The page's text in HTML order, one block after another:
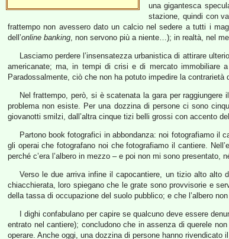
una gigantesca
stazione, quindi con
frattempo non avessero dato un calcio nel sedere a tutti i
dell’online banking, non servono più a niente…); in realtà, nel
Lasciamo perdere l’insensatezza urbanistica di attirare
americanate; ma, in tempi di crisi e di mercato immobiliare
Paradossalmente, ciò che non ha potuto impedire la
Nel frattempo, però, si è scatenata la gara per
problema non esiste. Per una dozzina di persone ci sono
giovanotti smilzi, dall’altra cinque tizi belli grossi con accento
Partono book fotografici in abbondanza: noi fotografiamo il
gli operai che fotografano noi che fotografiamo il cantiere.
perché c’era l’albero in mezzo – e poi non mi sono
Verso le due arriva infine il capocantiere, un tizio alto alto
chiacchierata, loro spiegano che le grate sono provvisorie e
della tassa di occupazione del suolo pubblico; e che l’albero
I dighi confabulano per capire se qualcuno deve essere
entrato nel cantiere); concludono che in assenza di querele
operare. Anche oggi, una dozzina di persone hanno